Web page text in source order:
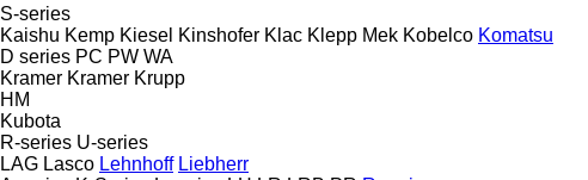
S-series
Kaishu Kemp Kiesel Kinshofer Klac Klepp Mek Kobelco Komatsu
D series PC PW WA
Kramer Kramer Krupp
HM
Kubota
R-series U-series
LAG Lasco Lehnhoff Liebherr